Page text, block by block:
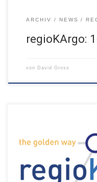
ARCHIV NEWS
regioKArgo:
von David Gross
Donnerstag, 01. Juli 2021 -